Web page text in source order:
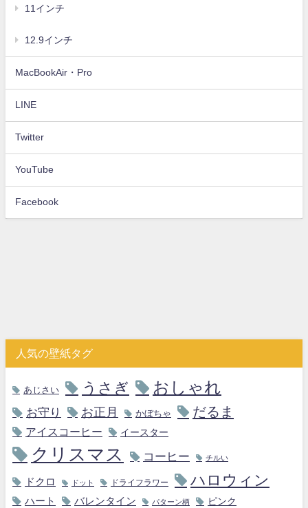
11インチ
12.9インチ
MacBookAir・Pro
LINE
Twitter
YouTube
Facebook
人気の壁紙タグ
あじさい うさぎ おしゃれ
お守り お正月 かぼちゃ だるま
アイスコーヒー イースター
クリスマス コーヒー チルい
ドクロ ドット ドライフラワー ハロウィン
ハート バレンタイン パターン柄 ピンク